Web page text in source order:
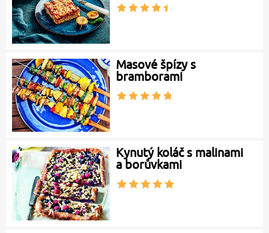
Masové špízy s
bramborami
Kynutý koláč s malinami
a borůvkami